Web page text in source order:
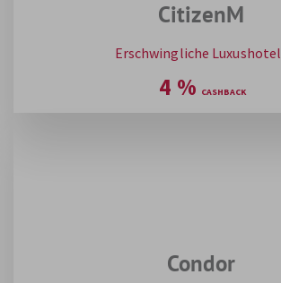
CitizenM
Erschwingliche
4 %
Condor